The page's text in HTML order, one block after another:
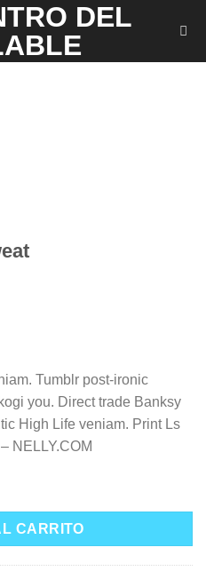
Tumblr post-ironic
you. Direct trade Banksy
High Life veniam. Print Ls
NELLY.COM
CARRITO